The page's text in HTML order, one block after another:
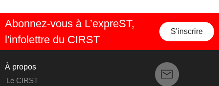
Abonnez-vous à L’expreST,
l'infolettre du CIRST
S'inscrire
À propos
Le CIRST